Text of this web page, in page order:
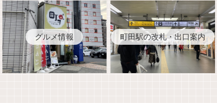
グルメ情報 町田駅の改札・出口案内